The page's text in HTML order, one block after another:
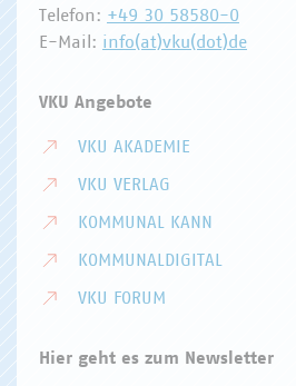
Telefon: +49 30 58580-0
E-Mail: info(at)vku(dot)de
VKU Angebote
VKU AKADEMIE
VKU VERLAG
KOMMUNAL KANN
KOMMUNALDIGITAL
VKU FORUM
Hier geht es zum Newsletter